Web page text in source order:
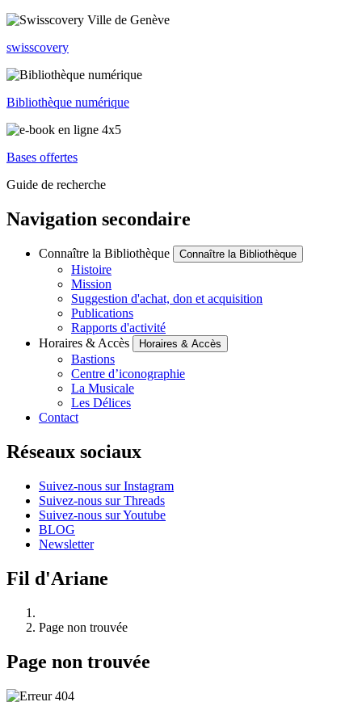
swisscovery
Bibliothèque numérique
Bases offertes
Guide de recherche
Navigation secondaire
Connaître la Bibliothèque Connaître la Bibliothèque
Histoire
Mission
Suggestion d'achat, don et acquisition
Publications
Rapports d'activité
Horaires & Accès
Horaires & Accès
Bastions
Centre d’iconographie
La Musicale
Les Délices
Contact
Réseaux sociaux
Suivez-nous sur Instagram
Suivez-nous sur Threads
Suivez-nous sur Youtube
BLOG
Newsletter
Fil d'Ariane
Page non trouvée
Page non trouvée